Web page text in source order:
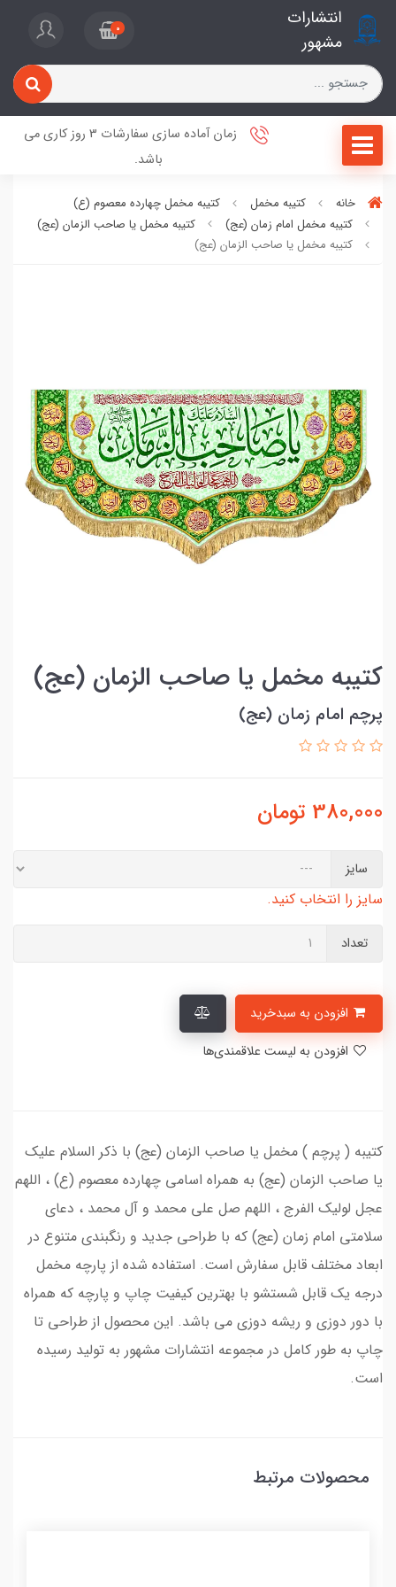
انتشارات
مشهور
0
زمان آماده سازی سفارشات 3 روز کاری می
باشد.
خانه کتیبه مخمل
کتیبه مخمل چهارده معصوم (ع)
کتیبه مخمل امام زمان (عج)
کتیبه مخمل یا صاحب الزمان (عج)
کتیبه مخمل یا صاحب الزمان (عج)
کتیبه مخمل یا صاحب الزمان (عج)
پرچم امام زمان (عج)
380,000 تومان
سایز
سایز را انتخاب کنید.
تعداد
کتیبه ( پرچم ) مخمل یا صاحب الزمان (عج) با ذکر السلام علیک
یا صاحب الزمان (عج) به همراه اسامی چهارده معصوم (ع) ، اللهم
عجل لولیک الفرج ، اللهم صل علی محمد و آل محمد ، دعای
سلامتی امام زمان (عج) که با طراحی جدید و رنگبندی متنوع در
ابعاد مختلف قابل سفارش است. استفاده شده از پارچه مخمل
درجه یک قابل شستشو با بهترین کیفیت چاپ و پارچه که همراه
با دور دوزی و ریشه دوزی می باشد. این محصول از طراحی تا
چاپ به طور کامل در مجموعه انتشارات مشهور به تولید رسیده
است.
محصولات مرتبط